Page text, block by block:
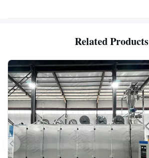
Related Products